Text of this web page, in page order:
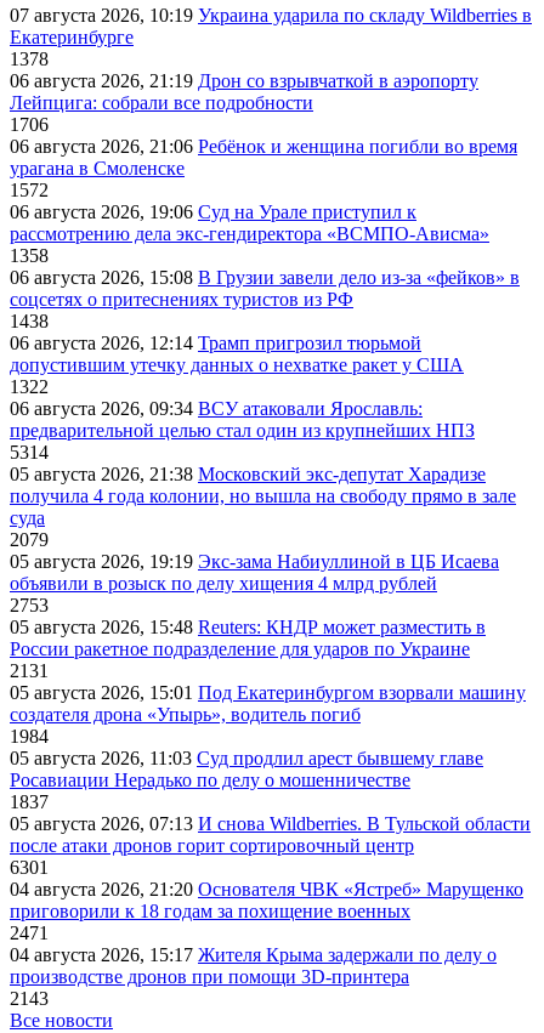
07 августа 2026, 10:19 Украина ударила по складу Wildberries в
Екатеринбурге
1378
06 августа 2026, 21:19 Дрон со взрывчаткой в аэропорту
Лейпцига: собрали все подробности
1706
06 августа 2026, 21:06 Ребёнок и женщина погибли во время
урагана в Смоленске
1572
06 августа 2026, 19:06 Суд на Урале приступил к
рассмотрению дела экс-гендиректора «ВСМПО-Ависма»
1358
06 августа 2026, 15:08 В Грузии завели дело из-за «фейков» в
соцсетях о притеснениях туристов из РФ
1438
06 августа 2026, 12:14 Трамп пригрозил тюрьмой
допустившим утечку данных о нехватке ракет у США
1322
06 августа 2026, 09:34 ВСУ атаковали Ярославль:
предварительной целью стал один из крупнейших НПЗ
5314
05 августа 2026, 21:38 Московский экс-депутат Харадизе
получила 4 года колонии, но вышла на свободу прямо в зале
суда
2079
05 августа 2026, 19:19 Экс-зама Набиуллиной в ЦБ Исаева
объявили в розыск по делу хищения 4 млрд рублей
2753
05 августа 2026, 15:48 Reuters: КНДР может разместить в
России ракетное подразделение для ударов по Украине
2131
05 августа 2026, 15:01 Под Екатеринбургом взорвали машину
создателя дрона «Упырь», водитель погиб
1984
05 августа 2026, 11:03 Суд продлил арест бывшему главе
Росавиации Нерадько по делу о мошенничестве
1837
05 августа 2026, 07:13 И снова Wildberries. В Тульской области
после атаки дронов горит сортировочный центр
6301
04 августа 2026, 21:20 Основателя ЧВК «Ястреб» Марущенко
приговорили к 18 годам за похищение военных
2471
04 августа 2026, 15:17 Жителя Крыма задержали по делу о
производстве дронов при помощи 3D‑принтера
2143
Все новости